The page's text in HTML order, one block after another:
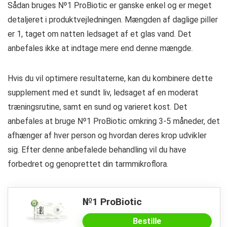
Sådan bruges Nº1 ProBiotic er ganske enkel og er meget
detaljeret i produktvejledningen. Mængden af ​​daglige piller
er 1, taget om natten ledsaget af et glas vand. Det
anbefales ikke at indtage mere end denne mængde.
Hvis du vil optimere resultaterne, kan du kombinere dette
supplement med et sundt liv, ledsaget af en moderat
træningsrutine, samt en sund og varieret kost. Det
anbefales at bruge Nº1 ProBiotic omkring 3-5 måneder, det
afhænger af hver person og hvordan deres krop udvikler
sig. Efter denne anbefalede behandling vil du have
forbedret og genoprettet din tarmmikroflora.
№1 ProBiotic
Bestille